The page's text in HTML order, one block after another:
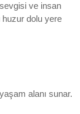
ve insan
huzur dolu yere
alanı sunar.